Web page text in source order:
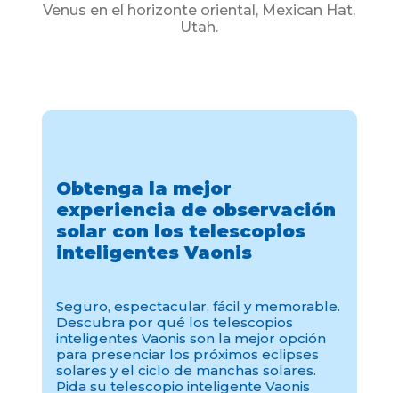
Venus en el horizonte oriental, Mexican Hat,
Utah.
Obtenga la mejor
experiencia de observación
solar con los telescopios
inteligentes Vaonis
Seguro, espectacular, fácil y memorable.
Descubra por qué los telescopios
inteligentes Vaonis son la mejor opción
para presenciar los próximos eclipses
solares y el ciclo de manchas solares.
Pida su telescopio inteligente Vaonis